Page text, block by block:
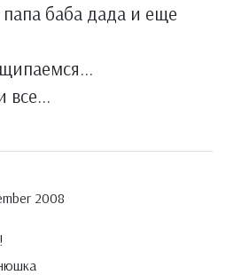
баба дада и еще
все...
2008